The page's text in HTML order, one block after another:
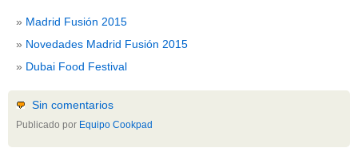
Madrid Fusión 2015
Novedades Madrid Fusión 2015
Dubai Food Festival
Sin comentarios
Publicado por Equipo Cookpad